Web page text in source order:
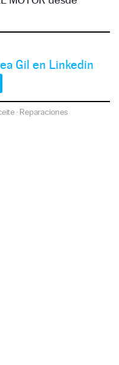
Gil en Linkedin
·Reparaciones